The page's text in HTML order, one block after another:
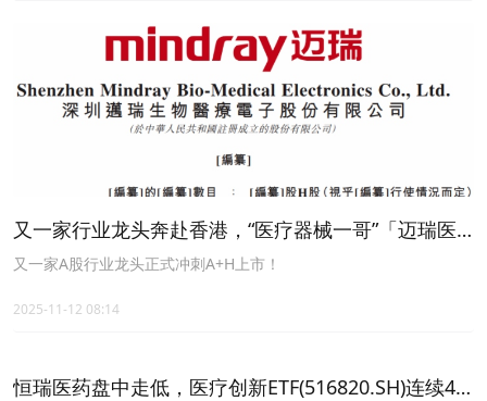
又一家行业龙头奔赴香港，“医疗器械一哥”「迈瑞医
疗」正式冲刺A+H上市
又一家A股行业龙头正式冲刺A+H上市！
2025-11-12 08:14
恒瑞医药盘中走低，医疗创新ETF(516820.SH)连续4